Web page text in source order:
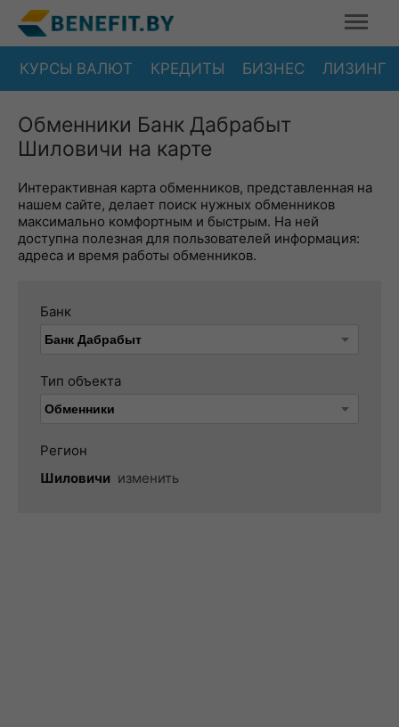
КУРСЫ ВАЛЮТ КРЕДИТЫ БИЗНЕС ЛИЗИНГ
Обменники Банк Дабрабыт
Шиловичи на карте
Интерактивная карта обменников, представленная на
нашем сайте, делает поиск нужных обменников
максимально комфортным и быстрым. На ней
доступна полезная для пользователей информация:
адреса и время работы обменников.
Банк
Тип объекта
Регион
Шиловичи изменить